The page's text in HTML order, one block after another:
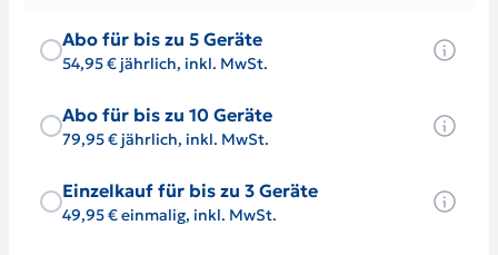
Abo für bis zu 5 Geräte
54,95 € jährlich, inkl. MwSt.
Abo für bis zu 10 Geräte
79,95 € jährlich, inkl. MwSt.
Einzelkauf für bis zu 3 Geräte
49,95 € einmalig, inkl. MwSt.